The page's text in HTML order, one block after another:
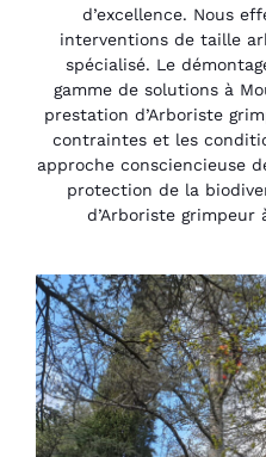
d’excellence. Nous
interventions de taille
spécialisé. Le
gamme de solutions à
prestation d’Arboriste
contraintes et les
approche consciencieuse
protection de la
d’Arboriste